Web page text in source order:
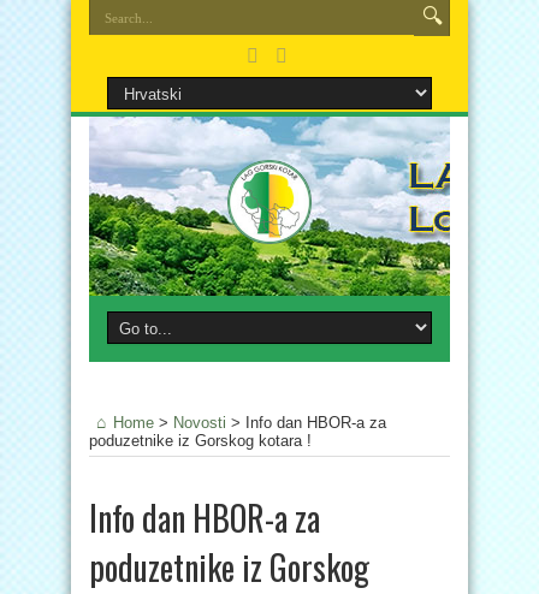
Home > Novosti > Info dan HBOR-a za
poduzetnike iz Gorskog kotara !
Info dan HBOR-a za
poduzetnike iz Gorskog